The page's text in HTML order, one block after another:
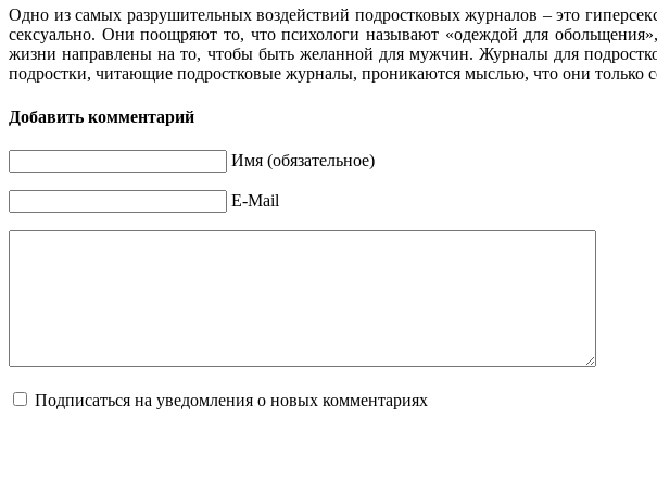
Одно из самых разрушительных воздействий подростковых журналов – это
сексуально. Они поощряют то, что психологи называют «одеждой для
жизни направлены на то, чтобы быть желанной для мужчин. Журналы для
подростки, читающие подростковые журналы, проникаются мыслью, что они только
Добавить комментарий
Имя (обязательное)
E-Mail
Подписаться на уведомления о новых комментариях